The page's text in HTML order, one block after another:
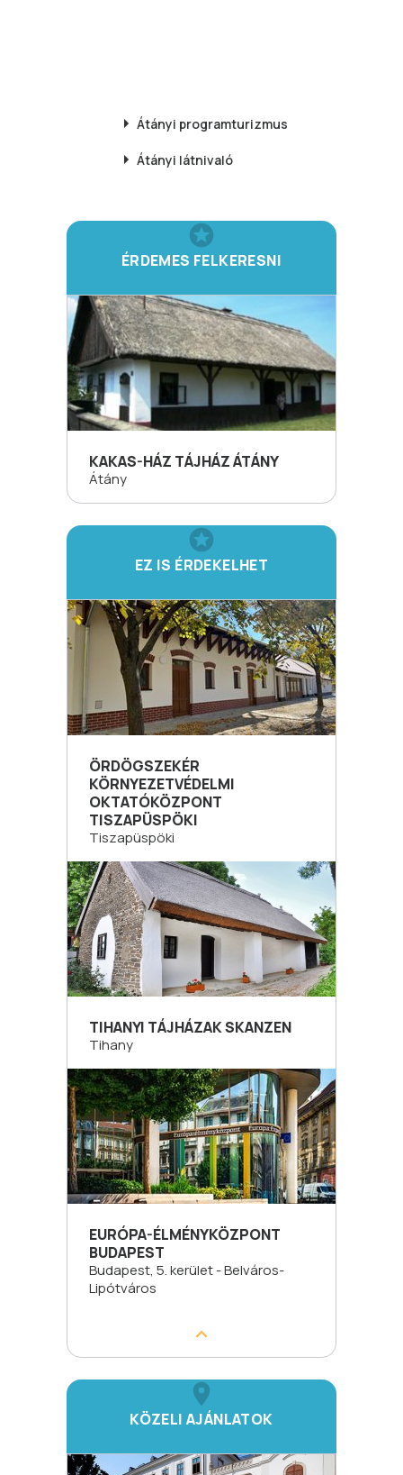
Átányi programturizmus
Átányi látnivaló
ÉRDEMES FELKERESNI
KAKAS-HÁZ TÁJHÁZ ÁTÁNY
Átány
EZ IS ÉRDEKELHET
ÖRDÖGSZEKÉR
KÖRNYEZETVÉDELMI
OKTATÓKÖZPONT
TISZAPÜSPÖKI
Tiszapüspöki
TIHANYI TÁJHÁZAK SKANZEN
Tihany
EURÓPA-ÉLMÉNYKÖZPONT
BUDAPEST
Budapest, 5. kerület - Belváros-
Lipótváros
KÖZELI AJÁNLATOK